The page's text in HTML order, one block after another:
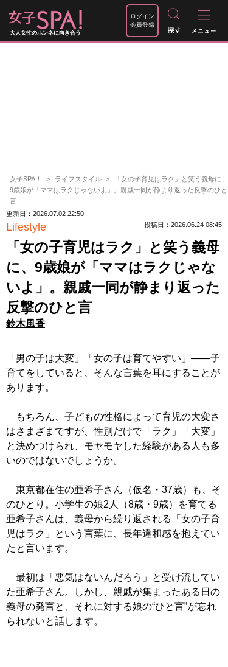
大人女性のホンネに向き合う
ログイン
会員登録
女子SPA！ ライフスタイル
「女の子育児はラク」と笑う義母に、
9歳娘が「ママはラクじゃないよ」。親戚一同が静まり返った反撃のひと
言
更新日：2026.07.02 22:50
Lifestyle 投稿日：2026.06.24 08:45
「女の子育児はラク」と笑う義母
に、9歳娘が「ママはラクじゃな
いよ」。親戚一同が静まり返った
反撃のひと言
鈴木風香
「男の子は大変」「女の子は育てやすい」――子
育てをしていると、そんな言葉を耳にすることが
あります。
もちろん、子どもの性格によって育児の大変さ
はさまざまですが、性別だけで「ラク」「大変」
と決めつけられ、モヤモヤした経験がある人も多
いのではないでしょうか。
東京都在住の亜希子さん（仮名・37歳）も、そ
のひとり。小学生の娘2人（8歳・9歳）を育てる
亜希子さんは、義母から繰り返される「女の子育
児はラク」という言葉に、長年違和感を抱えてい
たと言います。
最初は「悪気はないんだろう」と受け流してい
た亜希子さん。しかし、親戚が集まったある日の
義母の発言と、それに対する娘の“ひと言”が忘れ
られないと話します。